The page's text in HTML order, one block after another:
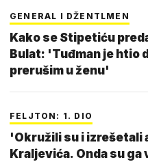
GENERAL I DŽENTLMEN
Kako se Stipetiću
Bulat: 'Tuđman je htio
prerušim u ženu'
FELJTON: 1. DIO
'Okružili su i izrešetali
Kraljevića. Onda su ga